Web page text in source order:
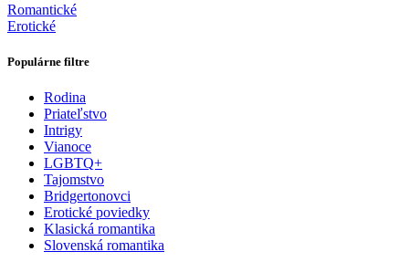
Romantické
Erotické
Populárne filtre
Rodina
Priateľstvo
Intrigy
Vianoce
LGBTQ+
Tajomstvo
Bridgertonovci
Erotické poviedky
Klasická romantika
Slovenská romantika